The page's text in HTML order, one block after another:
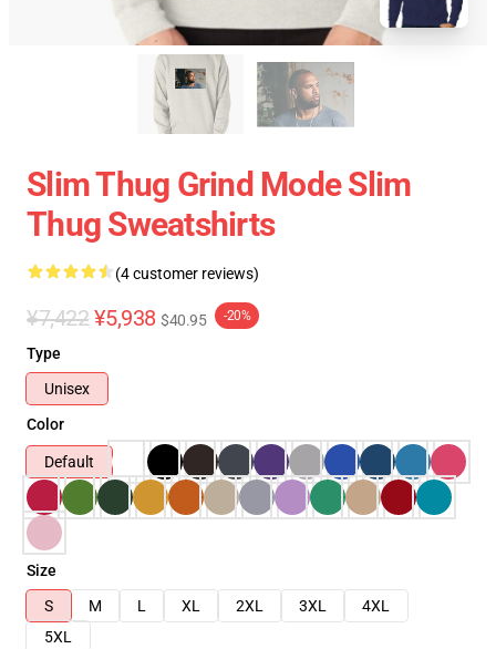
Slim Thug Grind Mode Slim
Thug Sweatshirts
(4 customer reviews)
¥7,422 ¥5,938 $40.95 -20%
Type
Unisex
Color
Default
Size
S
M L XL 2XL 3XL
4XL
5XL